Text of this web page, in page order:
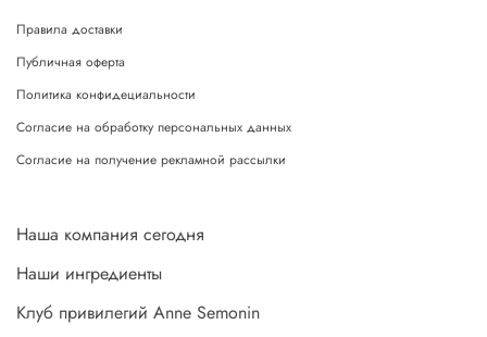
Правила доставки
Публичная оферта
Политика конфидециальности
Согласие на обработку персональных данных
Согласие на получение рекламной рассылки
Наша компания сегодня
Наши ингредиенты
Клуб привилегий Anne Semonin